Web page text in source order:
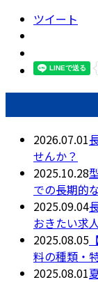
ツイート
2026.07.01
せんか？
2025.10.28
での長期的
2025.09.04
おきたい求
2025.08.05
料の種類・
2025.08.01